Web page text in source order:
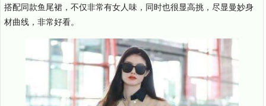
搭配同款鱼尾裙，不仅非常有女人味，同时也很显高挑，尽显曼妙身
材曲线，非常好看。